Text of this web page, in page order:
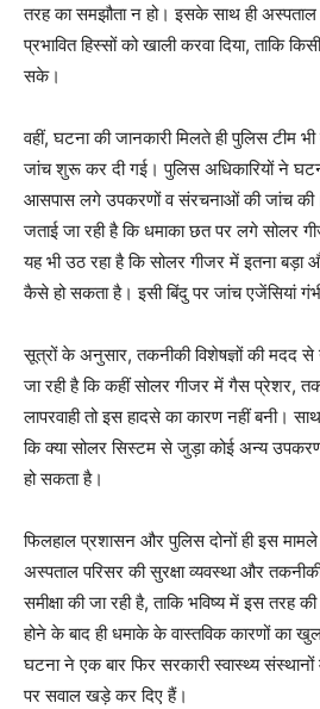
News
Magazine
तरह का समझौता न हो। इसके साथ ही
प्रभावित हिस्सों को खाली करवा दिया, ताकि
सके।
वहीं, घटना की जानकारी मिलते ही पुलिस टीम
जांच शुरू कर दी गई। पुलिस अधिकारियों ने
आसपास लगे उपकरणों व संरचनाओं की जांच
जताई जा रही है कि धमाका छत पर लगे सोलर
यह भी उठ रहा है कि सोलर गीजर में इतना बड़ा
कैसे हो सकता है। इसी बिंदु पर जांच एजेंसियां
सूत्रों के अनुसार, तकनीकी विशेषज्ञों की मदद से
जा रही है कि कहीं सोलर गीजर में गैस प्रेशर,
लापरवाही तो इस हादसे का कारण नहीं बनी।
कि क्या सोलर सिस्टम से जुड़ा कोई अन्य
हो सकता है।
फिलहाल प्रशासन और पुलिस दोनों ही इस
अस्पताल परिसर की सुरक्षा व्यवस्था और
समीक्षा की जा रही है, ताकि भविष्य में इस तरह
होने के बाद ही धमाके के वास्तविक कारणों का
घटना ने एक बार फिर सरकारी स्वास्थ्य
पर सवाल खड़े कर दिए हैं।